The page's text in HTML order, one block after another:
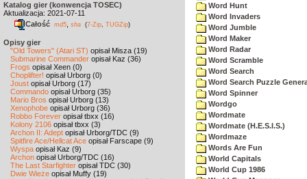
Katalog gier (konwencja TOSEC)
Aktualizacja: 2021-07-11
Całość md5 sha (7-Zip TUGZip)
Opisy gier
"Old Towers" (Atari ST) opisał Misza (19)
Submarine Commander opisał Kaz (36)
Frogs opisał Xeen (0)
Choplifter! opisał Urborg (0)
Joust opisał Urborg (17)
Commando opisał Urborg (35)
Mario Bros opisał Urborg (13)
Xenophobe opisał Urborg (36)
Robbo Forever opisał tbxx (16)
Kolony 2106 opisał tbxx (3)
Archon II: Adept opisał Urborg/TDC (9)
Spitfire Ace/Hellcat Ace opisał Farscape (9)
Wyspa opisał Kaz (9)
Archon opisał Urborg/TDC (16)
The Last Starfighter opisał TDC (30)
Dwie Wieże opisał Muffy (19)
Word Hunt
Word Invaders
Word Jumble
Word Maker
Word Radar
Word Scramble
Word Search
Word Search Puzzle
Word Spinner
Wordgo
Wordmate
Wordmate (H.E.S.I.S.)
Wordmaze
Words Are Fun
World Capitals
World Cup 1986